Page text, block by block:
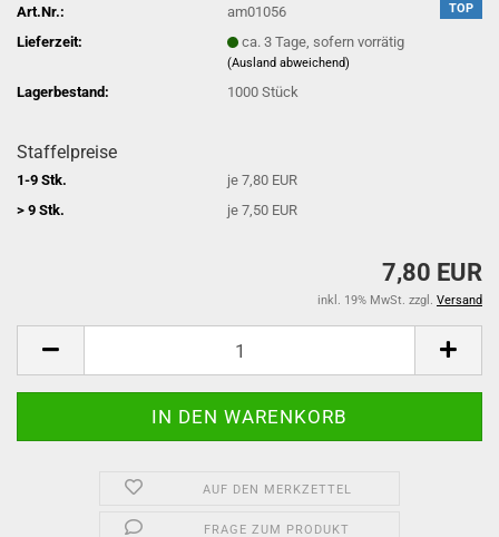
TOP
Art.Nr.:
am01056
Lieferzeit:
ca. 3 Tage, sofern vorrätig
(Ausland abweichend)
Lagerbestand: 1000Stück
Staffelpreise
1-9 Stk.
je 7,80 EUR
> 9 Stk.
je 7,50 EUR
7,80 EUR
inkl. 19% MwSt. zzgl. Versand
AUF DEN MERKZETTEL
FRAGE ZUM PRODUKT